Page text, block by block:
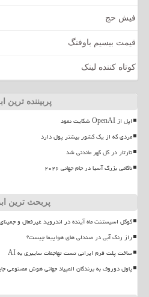
فیش حج
قیمت بیسیم باوفنگ
کوتاه کننده لینک
پربیننده ترین
اپل از OpenAI شکایت نمود
مردی که از یک کشور بیشتر پول دارد
تارتار در گل گهر ماندنی شد
ناکامی بزرگ آسیا در جام جهانی ۲۰۲۶
پربحث ترین
گوگل اسیستنت ماه آینده در اندروید غیرفعال و
راز رنگ آبی در صندلی های هواپیما چیست؟
ساخت پلت فرم ایرانی تست تهاجمات سایبری به AI
پاول دوروف به برندگان المپیاد جهانی هوش مصنوعی